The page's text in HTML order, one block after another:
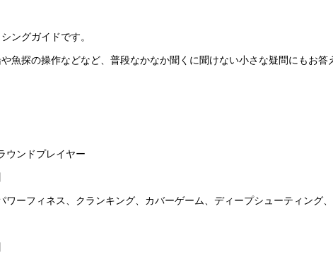
ングガイドです。
魚探の操作などなど、普段なかなか聞くに聞けない小さな疑問にもお答
ウンドプレイヤー
ワーフィネス、クランキング、カバーゲーム、ディープシューティング、